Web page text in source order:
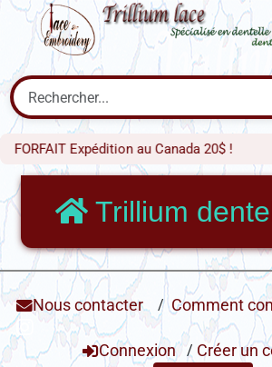
au Canada 20$ !
Trillium
Nous contacter / Comment
Connexion / Créer un